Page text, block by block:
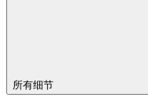
所有细节